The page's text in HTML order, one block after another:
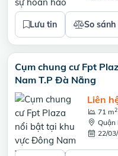
Lưu tin So sánh
Cụm chung cư Fpt
Nam T.P Đà Nẵng
Liên
71 m2
Quận
22/